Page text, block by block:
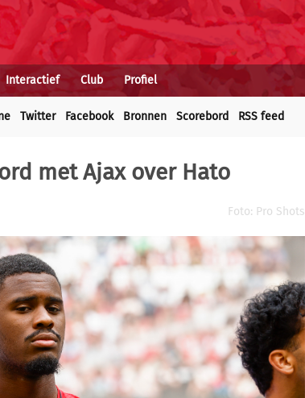
Interactief Club Profiel
Twitter Facebook Bronnen Scorebord RSS feed
met Ajax over Hato
Foto: Pro Shots